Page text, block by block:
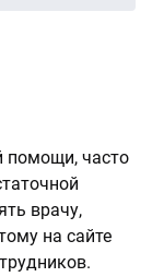
помощи, часто
врачу,
на сайте